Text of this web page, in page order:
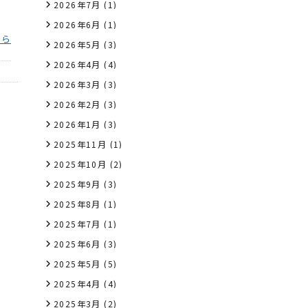
2026年7月 (1)
2026年6月 (1)
2026年5月 (3)
2026年4月 (4)
2026年3月 (3)
2026年2月 (3)
2026年1月 (3)
2025年11月 (1)
2025年10月 (2)
2025年9月 (3)
2025年8月 (1)
2025年7月 (1)
2025年6月 (3)
2025年5月 (5)
2025年4月 (4)
2025年3月 (2)